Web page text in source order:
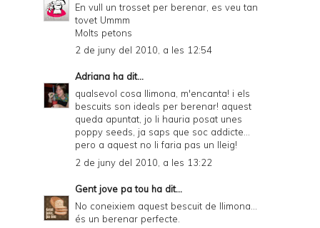
En vull un trosset per berenar, es veu tan
tovet Ummm
Molts petons
2 de juny del 2010, a les 12:54
Adriana ha dit...
qualsevol cosa llimona, m'encanta! i els
bescuits son ideals per berenar! aquest
queda apuntat, jo li hauria posat unes
poppy seeds, ja saps que soc addicte...
pero a aquest no li faria pas un lleig!
2 de juny del 2010, a les 13:22
Gent jove pa tou ha dit...
No coneixiem aquest bescuit de llimona...
és un berenar perfecte.